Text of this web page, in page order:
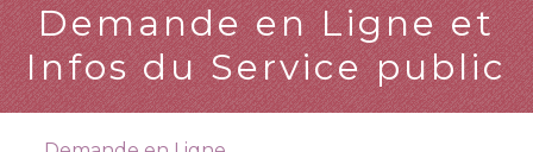
Demande en Ligne et
Infos du Service public